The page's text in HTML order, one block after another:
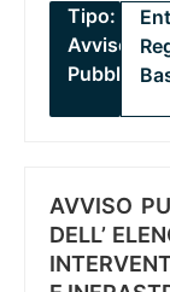
Tipo:
Avviso
Pubblico
AVVISO
DELL’